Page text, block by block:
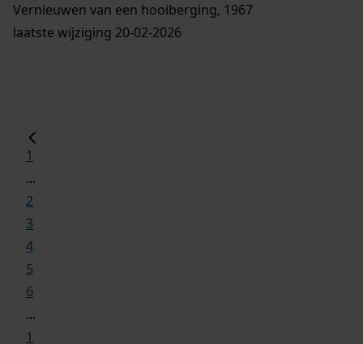
Vernieuwen van een hooiberging, 1967
laatste wijziging 20-02-2026
1
...
2
3
4
5
6
...
1